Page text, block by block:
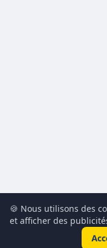
🍪 Nous utilisons des
et afficher des